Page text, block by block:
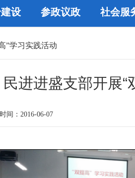
设 参政议政 社会服
”学习实践活动
民进进盛支部开展“
时间：2016-06-07